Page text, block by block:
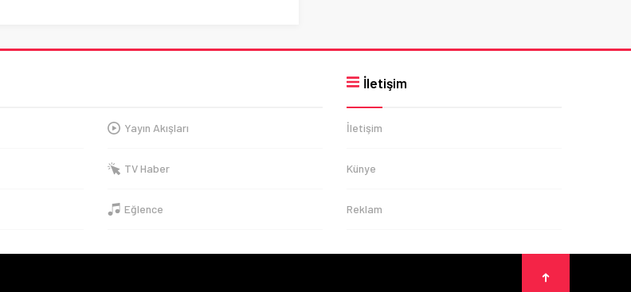
Yayın Akışları
TV Haber
Eğlence
İletişim
İletişim
Künye
Reklam